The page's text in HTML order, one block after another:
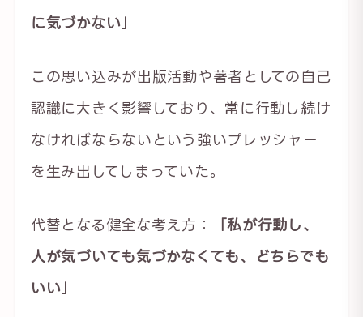
に気づかない」
この思い込みが出版活動や著者としての自己
認識に大きく影響しており、常に行動し続け
なければならないという強いプレッシャー
を生み出してしまっていた。
代替となる健全な考え方：
「私が行動し、
人が気づいても気づかなくても、どちらでも
いい」